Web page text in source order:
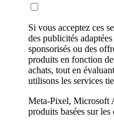
Si vous acceptez ces
des publicités
sponsorisés ou des
produits en fonction
achats, tout en
utilisons les services
Meta-Pixel, Microsoft
produits basées sur